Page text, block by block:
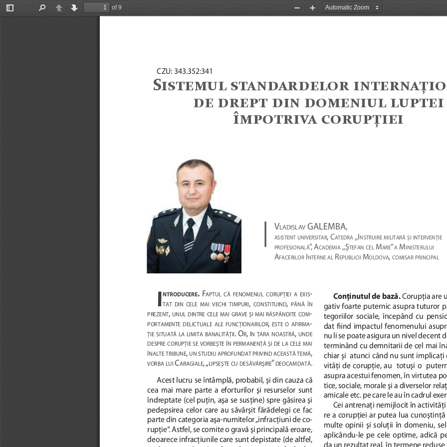
Toggle
PreviousNext
of 9
Zoom
Zoom
CZU: 343.352:341
SĎĘęĊĒĚđ ĘęĆēĉĆėĉĊđĔė
ĉĊ ĉėĊĕę ĉĎē ĉĔĒĊēĎĚđ đĚĕęĊĎ
ńĒĕĔęėĎěĆ ĈĔėĚĕūĎĊĎ
INTRODUCERE. FAPTUL CĂ FENOMENUL CORUPŢIEI A EXIS-
TAT DIN CELE MAI VECHI TIMPURI, CONSTITUIND, PÂNĂ ÎN
PREZENT, UNUL DINTRE CELE MAI GRAVE ŞI MAI RĂSPÂNDITE COM-
PORTAMENTE DELICTUALE ALE FUNCŢIONARILOR, ESTE O AFIRMA-
ŢIE SITUATĂ LA LIMITA BANALITĂŢII. OR, ÎN ŢARA NOASTRĂ, UNDE
DESPRE CORUPŢIE SE VORBEŞTE ÎN PERMANENŢĂ ŞI DE LA CELE MAI
ÎNALTE TRIBUNE, UN STUDIU APROFUNDATPRIVINDACEASTĂTEMĂ,
VORBA LUI CARAGIALE, „LIPSEŞTE CU DESĂVÂRŞIRE” DEOCAMDATĂ.
Acest lucru se întâmplă, probabil, şi din cauza că
cea  mai  mare  parte  a  eforturilor  şi  resurselor  sunt
îndreptate (cel puţin, aşa se susţine) spre găsirea şi
pedepsirea  celor  care  au  săvârşit  fărădelegi  ce  fac
parte din catego ria aşa-numitelor „infracţiuni de co-
rupţie“. Astfel, se comite o gravă şi prin cipală eroare,
deoarece infracţiunile care sunt depistate (de altfel,
Conţinutul de bază. Corupţia are
gativ foarte puternic asupra tuturor
tegoriilor  sociale,  începând  cu
dat  fi
ind  impactul  fenomenului
nu li se poate asigura un nivel decent
terminând cu demnitarii de cel mai
chiar și  atunci când nu sunt implicaţi
vităţi  de  corupţie,  au    totuşi  o
asupra acestui fe nomen, în virtutea
tice, sociale, morale şi a diverselor
amicale etc. pe care le au în cadrul
Cei antrenaţi nemijlocit în
re a corupţiei ar putea lua cunoştinţă
multe  opinii  şi  soluţii  în  domeniu,
aplicându-le  pe  cele  optime,  adică
da un rezultat real, în ter mene
VLADISLAV GALEMBA,
ASISTENT UNIVERSITAR, CATEDRA ,,INSTRUIRE MILITARĂ ȘI INTERVENŢIE
PROFESIONALĂ”,   A CADEMIA ,,ȘTEFAN CEL MARE” A MINISTERULUI
AFACERILOR INTERNE AL REPUBLICII MOLDOVA, COMISAR PRINCIPAL